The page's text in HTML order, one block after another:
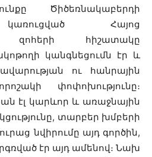
Ծիծեռնակաբերդի
կառուցված Հայոց
զոհերի հիշատակը
կանգնեցումն էր և
ու հանրային
փոփոխությունը։
էլ կարևոր և առաջնային
տարբեր խմբերի
նվիրումը այդ գործին,
էր այդ ամենով։ Նախ